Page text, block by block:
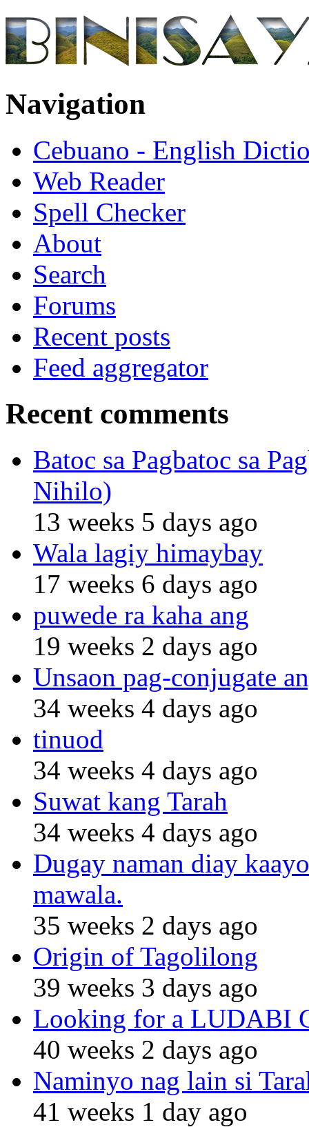
Navigation
Cebuano - English
Web Reader
Spell Checker
About
Search
Forums
Recent posts
Feed aggregator
Recent comments
Batoc sa Pagbatoc sa
Nihilo)
13 weeks 5 days ago
Wala lagiy himaybay
17 weeks 6 days ago
puwede ra kaha ang
19 weeks 2 days ago
Unsaon pag-conjugate
34 weeks 4 days ago
tinuod
34 weeks 4 days ago
Suwat kang Tarah
34 weeks 4 days ago
Dugay naman diay
mawala.
35 weeks 2 days ago
Origin of Tagolilong
39 weeks 3 days ago
Looking for a LUDABI
40 weeks 2 days ago
Naminyo nag lain si
41 weeks 1 day ago